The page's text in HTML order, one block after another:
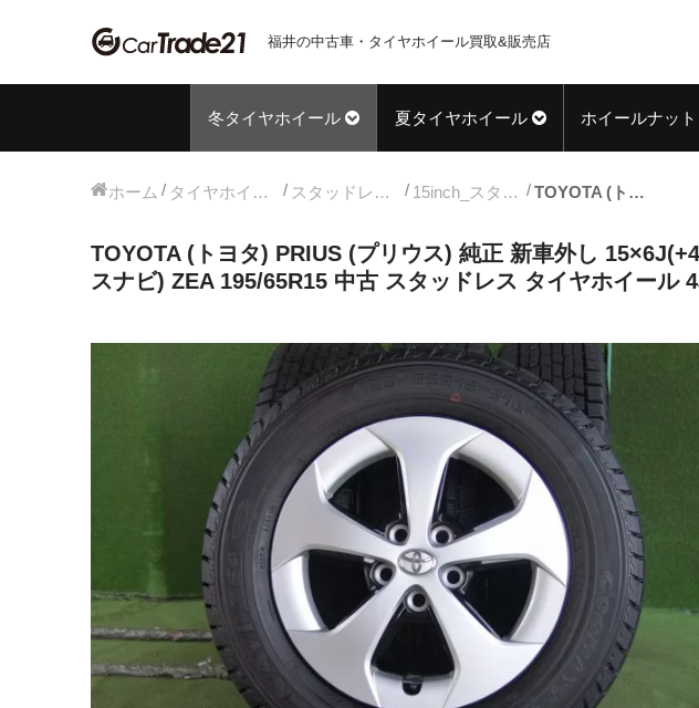
福井の中古車・タイヤホイール買取&販売店
冬タイヤホイール 夏タイヤホイール ホイールナット
ホーム タイヤホイールセット スタッドレス中古タイヤホイール 15inch_スタッドレス中古タイヤホイール TOYOTA (トヨタ) PRIUS (プリウス) 純正 新車外し 15×6J(+45)PCD100-5H ブラック GOODYEAR (グッドイヤー) ICENAVI (アイスナビ) ZEA 195/65R15 中古 スタッドレス タイヤホイール 4本 [15gaw006]
TOYOTA (トヨタ) PRIUS (プリウス) 純正 新車外し
スナビ) ZEA 195/65R15 中古 スタッドレス タイヤホイール